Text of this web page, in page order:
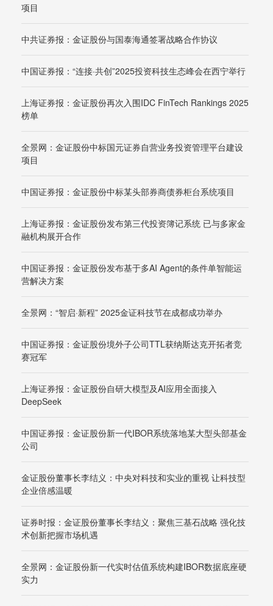
项目
中共证券报：金证股份与国泰海通签署战略合作协议
中国证券报：“连接·共创”2025投资科技生态峰会在西宁举行
上海证券报：金证股份再次入围IDC FinTech Rankings 2025
榜单
全景网：金证股份中标国元证券自营业务投资管理平台建设
项目
中国证券报：金证股份中标某头部券商债券柜台系统项目
上海证券报：金证股份发布第三代投资簿记系统 已与多家金
融机构展开合作
中国证券报：金证股份发布基于多AI Agent的条件单智能运
营解决方案
全景网：“智启·新程” 2025金证科技节在成都成功举办
中国证券报：金证股份境外子公司TTL获纳斯达克开拓者竞
赛冠军
上海证券报：金证股份自研大模型及AI应用全面接入
DeepSeek
中国证券报：金证股份新一代IBOR系统落地某大型头部基金
公司
金证股份董事长李结义：中央对科技和实业的重视 让科技型
企业倍感温暖
证券时报：金证股份董事长李结义：聚焦三基石战略 强化技
术创新把握市场机遇
全景网：金证股份新一代实时估值系统构建IBOR数据底座硬
实力